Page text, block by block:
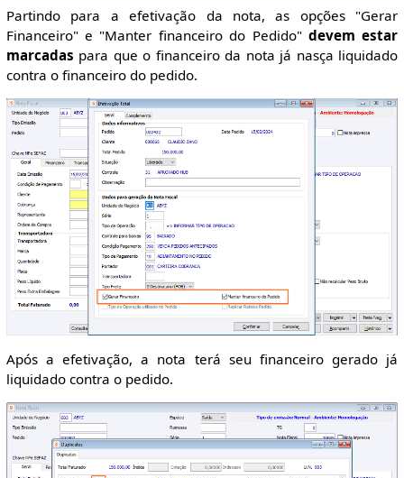
Partindo para a efetivação da nota, as opções "Gerar
Financeiro" e "Manter financeiro do Pedido" devem estar
marcadas para que o financeiro da nota já nasça liquidado
contra o financeiro do pedido.
Após a efetivação, a nota terá seu financeiro gerado já
liquidado contra o pedido.